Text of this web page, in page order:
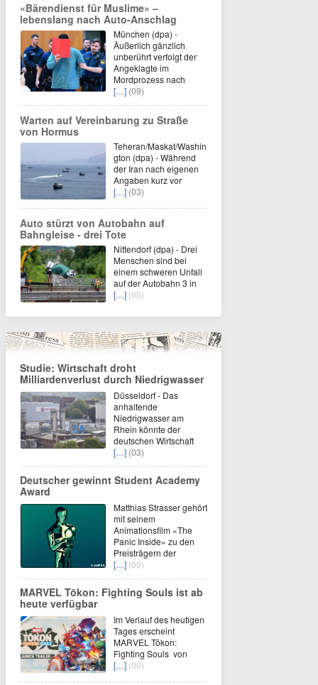
«Bärendienst für Muslime» –
lebenslang nach Auto-Anschlag
München (dpa) -
Äußerlich gänzlich
unberührt verfolgt der
Angeklagte im
Mordprozess nach
[…] (09)
Warten auf Vereinbarung zu Straße
von Hormus
Teheran/Maskat/Washin
gton (dpa) - Während
der Iran nach eigenen
Angaben kurz vor
[…] (03)
Auto stürzt von Autobahn auf
Bahngleise - drei Tote
Nittendorf (dpa) - Drei
Menschen sind bei
einem schweren Unfall
auf der Autobahn 3 in
[…] (00)
Studie: Wirtschaft droht
Milliardenverlust durch Niedrigwasser
Düsseldorf - Das
anhaltende
Niedrigwasser am
Rhein könnte der
deutschen Wirtschaft
[…] (03)
Deutscher gewinnt Student Academy
Award
Matthias Strasser gehört
mit seinem
Animationsfilm «The
Panic Inside» zu den
Preisträgern der
[…] (00)
MARVEL Tōkon: Fighting Souls ist ab
heute verfügbar
Im Verlauf des heutigen
Tages erscheint
MARVEL Tōkon:
Fighting Souls von
[…] (00)